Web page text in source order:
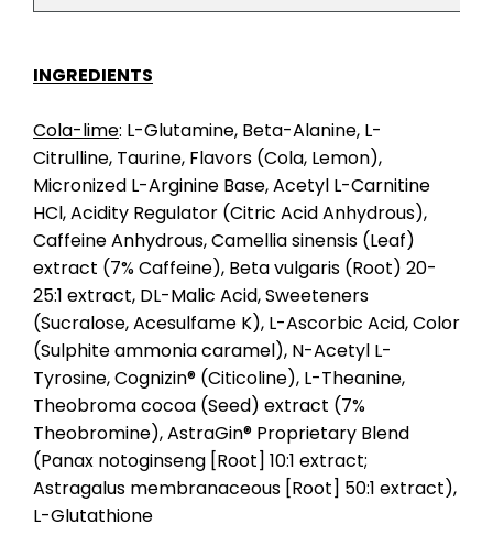
INGREDIENTS
Cola-lime: L-Glutamine, Beta-Alanine, L-
Citrulline, Taurine, Flavors (Cola, Lemon),
Micronized L-Arginine Base, Acetyl L-Carnitine
HCl, Acidity Regulator (Citric Acid Anhydrous),
Caffeine Anhydrous, Camellia sinensis (Leaf)
extract (7% Caffeine), Beta vulgaris (Root) 20-
25:1 extract, DL-Malic Acid, Sweeteners
(Sucralose, Acesulfame K), L-Ascorbic Acid, Color
(Sulphite ammonia caramel), N-Acetyl L-
Tyrosine, Cognizin® (Citicoline), L-Theanine,
Theobroma cocoa (Seed) extract (7%
Theobromine), AstraGin® Proprietary Blend
(Panax notoginseng [Root] 10:1 extract;
Astragalus membranaceous [Root] 50:1 extract),
L-Glutathione